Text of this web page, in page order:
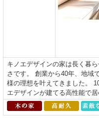
キノエデザインの家は長く暮
さです。 創業から40年、地域
様の理想を叶えてきました。
エデザインが建てる高性能で